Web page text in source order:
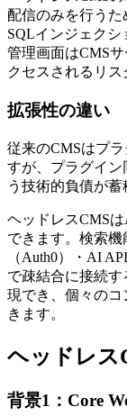
配信のみを行うた
SQLインジェクシ
管理画面はCMS
クセスされるリス
拡張性の違い
従来のCMSはプ
すが、プラグイ
う技術的負債が蓄
ヘッドレスCMS
できます。検索機
（Auth0）・AI
で疎結合に接続
現でき、個々の
きます。
ヘッドレス
背景1：Core